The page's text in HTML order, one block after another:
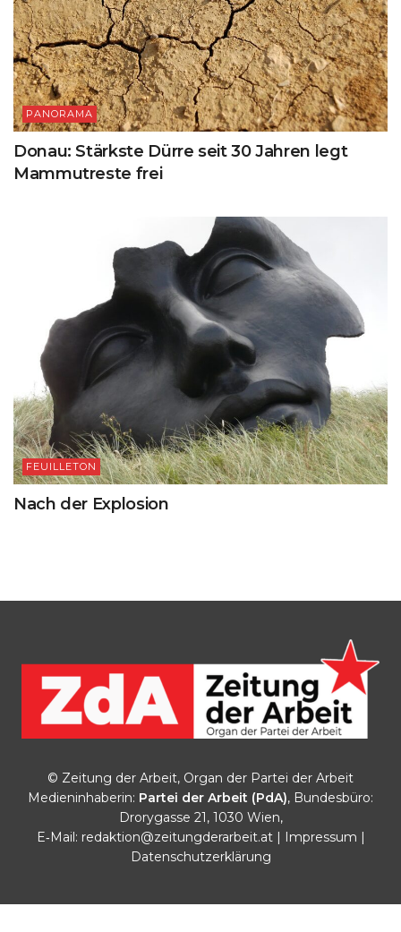
PANORAMA
Donau: Stärkste Dürre seit 30 Jahren legt
Mammutreste frei
FEUILLETON
Nach der Explosion
© Zeitung der Arbeit, Organ der Partei der Arbeit
Medieninhaberin: Partei der Arbeit (PdA), Bundesbüro:
Drorygasse 21, 1030 Wien,
E‑Mail: redaktion@zeitungderarbeit.at| Impressum |
Datenschutzerklärung